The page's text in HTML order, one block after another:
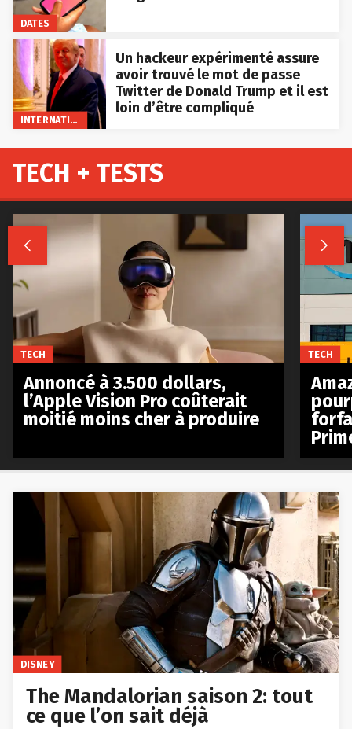
DATES
INTERNATIONAL
Un hackeur expérimenté assure
avoir trouvé le mot de passe
Twitter de Donald Trump et il est
loin d’être compliqué
DISNEY
The Mandalorian saison 2: tout
ce que l’on sait déjà
TECH + TESTS
 
TECH
Annoncé à 3.500 dollars,
l’Apple Vision Pro coûterait
moitié moins cher à produire
TECH